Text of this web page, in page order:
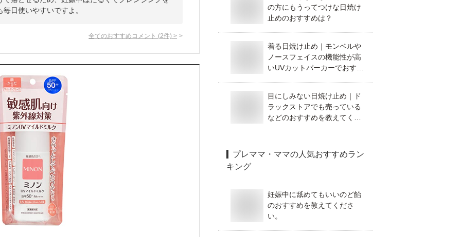
日使いやすいですよ。
全てのおすすめコメント (2件) >
の方にもうってつけな日焼け
止めのおすすめは？
着る日焼け止め｜モンベルや
ノースフェイスの機能性が高
いUVカットパーカーでおすす
目にしみない日焼け止め｜ド
ラックストアでも売っている
などのおすすめを教えてくだ
プレママ・ママの人気おすすめラン
キング
妊娠中に舐めてもいいのど飴
のおすすめを教えてくださ
い。